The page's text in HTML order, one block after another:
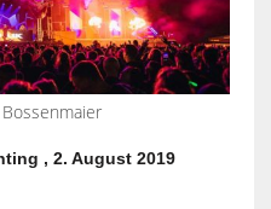
, 2. August 2019